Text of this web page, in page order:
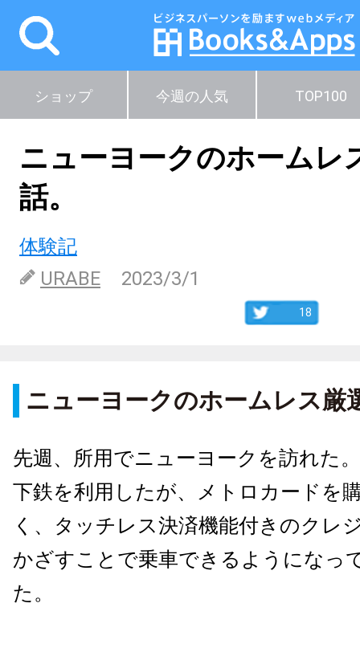
ショップ 今週の人気 TOP100
ニューヨークのホームレ
話。
体験記
URABE
2023/3/1
18
ニューヨークのホームレス厳
先週、所用でニューヨークを訪れた
下鉄を利用したが、メトロカードを
く、タッチレス決済機能付きのクレ
かざすことで乗車できるようになっ
た。